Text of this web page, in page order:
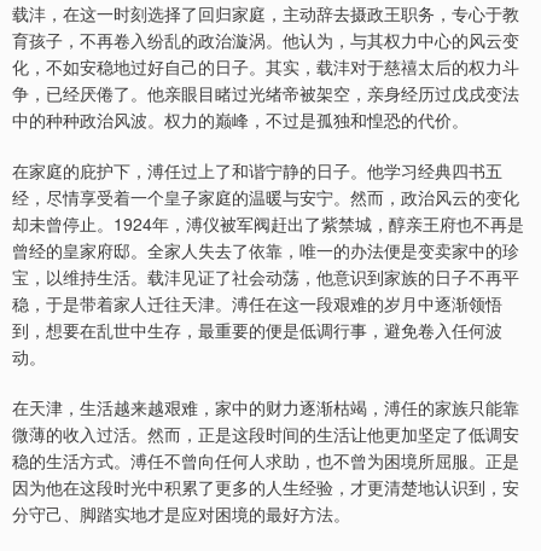
载沣，在这一时刻选择了回归家庭，主动辞去摄政王职务，专心于教
育孩子，不再卷入纷乱的政治漩涡。他认为，与其权力中心的风云变
化，不如安稳地过好自己的日子。其实，载沣对于慈禧太后的权力斗
争，已经厌倦了。他亲眼目睹过光绪帝被架空，亲身经历过戊戌变法
中的种种政治风波。权力的巅峰，不过是孤独和惶恐的代价。
在家庭的庇护下，溥任过上了和谐宁静的日子。他学习经典四书五
经，尽情享受着一个皇子家庭的温暖与安宁。然而，政治风云的变化
却未曾停止。1924年，溥仪被军阀赶出了紫禁城，醇亲王府也不再是
曾经的皇家府邸。全家人失去了依靠，唯一的办法便是变卖家中的珍
宝，以维持生活。载沣见证了社会动荡，他意识到家族的日子不再平
稳，于是带着家人迁往天津。溥任在这一段艰难的岁月中逐渐领悟
到，想要在乱世中生存，最重要的便是低调行事，避免卷入任何波
动。
在天津，生活越来越艰难，家中的财力逐渐枯竭，溥任的家族只能靠
微薄的收入过活。然而，正是这段时间的生活让他更加坚定了低调安
稳的生活方式。溥任不曾向任何人求助，也不曾为困境所屈服。正是
因为他在这段时光中积累了更多的人生经验，才更清楚地认识到，安
分守己、脚踏实地才是应对困境的最好方法。